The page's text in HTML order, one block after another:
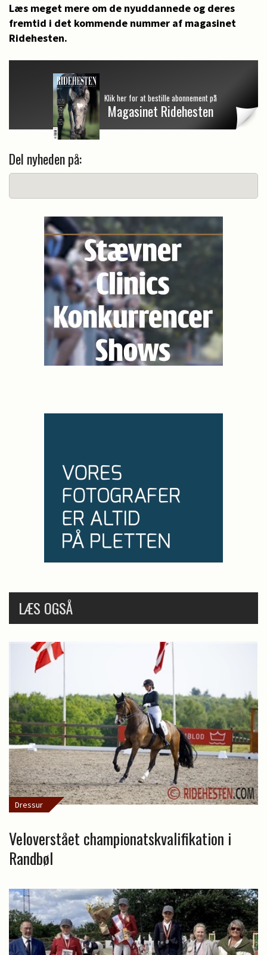
Læs meget mere om de nyuddannede og deres
fremtid i det kommende nummer af magasinet
Ridehesten.
Klik her for at bestille abonnement på
Magasinet Ridehesten
Del nyheden på:
LÆS OGSÅ
Dressur
Veloverstået championatskvalifikation i
Randbøl